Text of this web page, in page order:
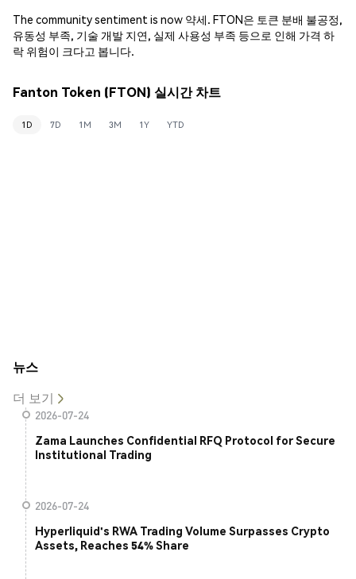
The community sentiment is now 약세. FTON은 토큰 분배 불공정,
유동성 부족, 기술 개발 지연, 실제 사용성 부족 등으로 인해 가격 하
락 위험이 크다고 봅니다.
Fanton Token (FTON) 실시간 차트
1D 7D 1M 3M 1Y YTD
뉴스
더 보기
2026-07-24
Zama Launches Confidential RFQ Protocol for Secure
Institutional Trading
2026-07-24
Hyperliquid's RWA Trading Volume Surpasses Crypto
Assets, Reaches 54% Share